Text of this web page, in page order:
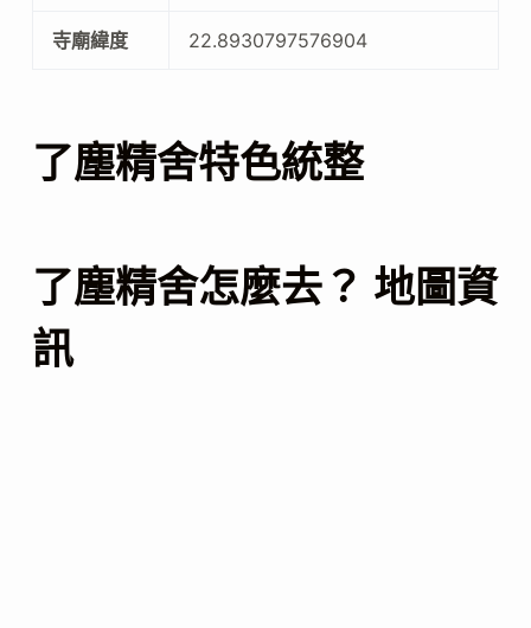
寺廟緯度 22.8930797576904
了塵精舍特色統整
了塵精舍怎麼去？ 地圖資
訊